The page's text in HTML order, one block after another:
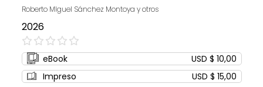
Roberto MIguel Sánchez Montoya y otros
2026
0%
eBook
USD $ 10,00
Impreso
USD $ 15,00